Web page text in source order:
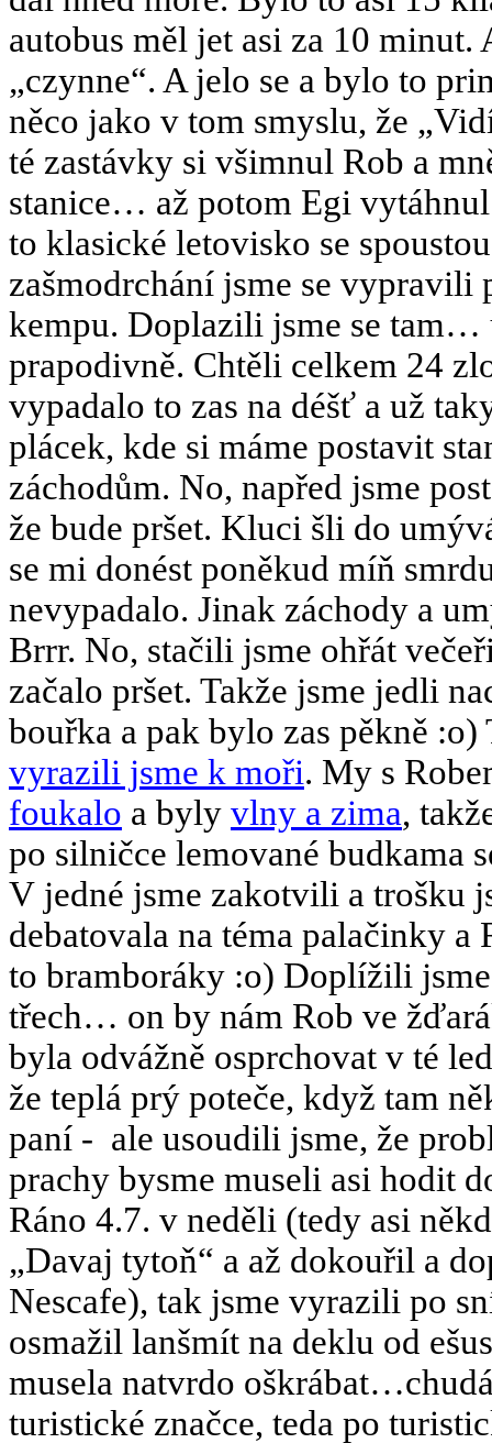
autobus měl jet asi za 10
„czynne“. A jelo se a bylo to
něco jako v tom smyslu, že
té zastávky si všimnul Rob a
stanice… až potom Egi
to klasické letovisko se
zašmodrchání jsme se
kempu. Doplazili jsme se tam…
prapodivně. Chtěli celkem 24
vypadalo to zas na déšť a už
plácek, kde si máme postavit
záchodům. No, napřed jsme
že bude pršet. Kluci šli do
se mi donést poněkud míň
nevypadalo. Jinak záchody a
Brrr. No, stačili jsme ohřát
začalo pršet. Takže jsme jedli
bouřka a pak bylo zas pěkně
vyrazili jsme k moři. My s
foukalo a byly vlny a zima,
po silničce lemované budkama
V jedné jsme zakotvili a trošku
debatovala na téma palačinky
to bramboráky :o) Doplížili
třech… on by nám Rob ve
byla odvážně osprchovat v té
že teplá prý poteče, když tam
paní - ale usoudili jsme, že
prachy bysme museli asi hodit
Ráno 4.7. v neděli (tedy asi
„Davaj tytoň“ a až dokouřil a
Nescafe), tak jsme vyrazili po
osmažil lanšmít na deklu od
musela natvrdo
turistické značce, teda po